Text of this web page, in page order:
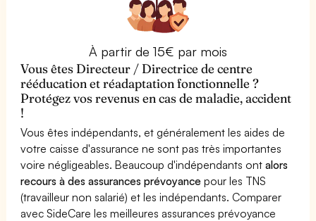
À partir de 15€ par mois
Vous êtes Directeur / Directrice de centre
rééducation et réadaptation fonctionnelle ?
Protégez vos revenus en cas de maladie, accident
!
Vous êtes indépendants, et généralement les aides de
votre caisse d'assurance ne sont pas très importantes
voire négligeables. Beaucoup d'indépendants ontalors
recours à des assurances prévoyance pour les TNS
(travailleur non salarié) et les indépendants. Comparer
avec SideCare les meilleures assurances prévoyance